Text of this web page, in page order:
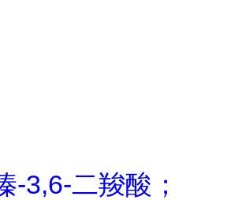
-3,6-二羧酸；